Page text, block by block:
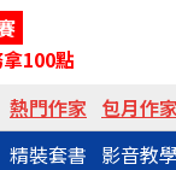
100點
熱門作家 包月作
精裝套書 影音教